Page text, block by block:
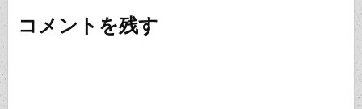
ゲコメントを残す